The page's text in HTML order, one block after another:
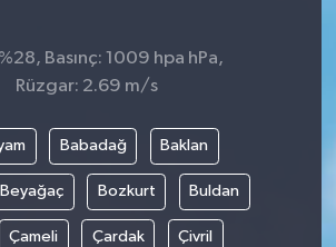
Basınç: 1009 hpa hPa,
Rüzgar: 2.69 m/s
Babadağ Baklan
Beyağaç Bozkurt Buldan
Çameli Çardak Çivril